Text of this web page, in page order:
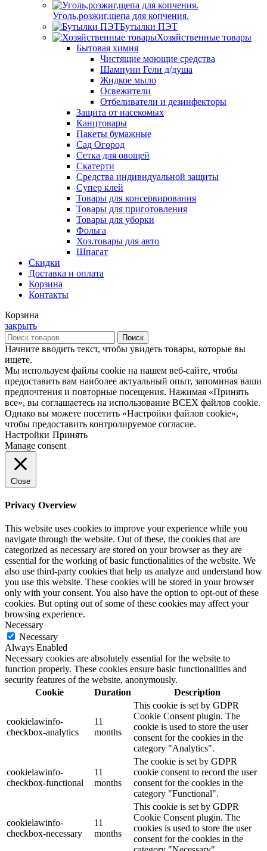
Уголь,розжиг,щепа для копчения.
Бутылки ПЭТ
Хозяйственные товары
Бытовая химия
Чистящие моющие средства
Шампуни Гели д/душа
Жидкое мыло
Освежители
Отбеливатели и дезинфекторы
Защита от насекомых
Канцтовары
Пакеты бумажные
Сад Огород
Сетка для овощей
Скатерти
Средства индивидуальной защиты
Супер клей
Товары для консервирования
Товары для приготовления
Товары для уборки
Фольга
Хоз.товары для авто
Шпагат
Скидки
Доставка и оплата
Корзина
Контакты
Корзина
закрыть
Поиск
Начните вводить текст, чтобы увидеть товары, которые вы
ищете.
Мы используем файлы cookie на нашем веб-сайте, чтобы
предоставить вам наиболее актуальный опыт, запоминая ваши
предпочтения и повторные посещения. Нажимая «Принять
все», вы соглашаетесь на использование ВСЕХ файлов cookie.
Однако вы можете посетить «Настройки файлов cookie»,
чтобы предоставить контролируемое согласие.
Настройки Принять
Manage consent
Close
Privacy Overview
This website uses cookies to improve your experience while you
navigate through the website. Out of these, the cookies that are
categorized as necessary are stored on your browser as they are
essential for the working of basic functionalities of the website. We
also use third-party cookies that help us analyze and understand how
you use this website. These cookies will be stored in your browser
only with your consent. You also have the option to opt-out of these
cookies. But opting out of some of these cookies may affect your
browsing experience.
Necessary
Necessary
Always Enabled
Necessary cookies are absolutely essential for the website to
function properly. These cookies ensure basic functionalities and
security features of the website, anonymously.
Cookie
Duration Description
cookielawinfo-
checkbox-analytics
11
months
This cookie is set by GDPR
Cookie Consent plugin. The
cookie is used to store the user
consent for the cookies in the
category "Analytics".
cookielawinfo-
checkbox-functional
11
months
The cookie is set by GDPR
cookie consent to record the user
consent for the cookies in the
category "Functional".
cookielawinfo-
checkbox-necessary
11
months
This cookie is set by GDPR
Cookie Consent plugin. The
cookies is used to store the user
consent for the cookies in the